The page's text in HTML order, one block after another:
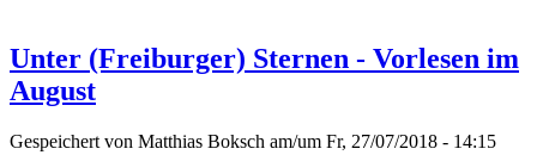
Unter (Freiburger) Sternen - Vorlesen im
August
Gespeichert von Matthias Boksch am/um Fr, 27/07/2018 - 14:15